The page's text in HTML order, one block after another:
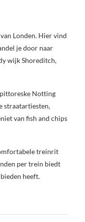
Londen. Hier vind
je door naar
wijk Shoreditch,
pittoreske Notting
straatartiesten,
van fish and chips
treinrit
per trein biedt
heeft.